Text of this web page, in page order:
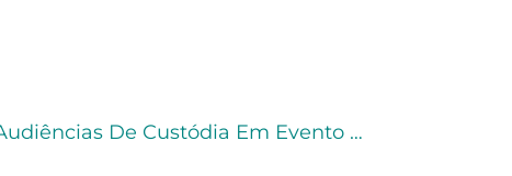
CNJ Divulga Experiência Com Audiências De Custódia Em Evento Da ONU